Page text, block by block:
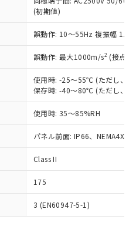
(初期値)
誤動作: 10～55Hz 複振幅
誤動作: 最大1000m/s2 (接点
使用時: -25～55℃ (ただし、氷
保存時: -40～80℃ (ただし、氷
使用時: 35～85%RH
パネル前面: IP66、NEMA4X,
Class II
175
3 (EN60947-5-1)
および標準価格はお客
またはお客様担当のオ
販売店・当社販売員に
器販売店や当社販売拠
トワーク
」をご確認
第三者に漏洩または開
願いします。
部品リスト作成サー
ただくには、I-Web
登録されている必要が
ブサイト上で当社にご
リストについて、当社
利用者が、当社の製
ル酸ビス(2-エチルヘキシ
以下、フタル酸ブチ
フタル酸ジイソブチル
視および制御機器に対する
については閾値を超える意
しています。
況などにより、予定
ります。
ウンロード
ポリ臭化ジフェニルエーテ
フタル酸ブチルベンジ
ルヘキシル)) : 1000ppm
物質）のすべてが基
示します。
況下において有害物
環境に深刻な影響を
します。
破棄する場合は、完
ど、違法に輸出されな
を講じます。
を、核兵器、ミサイ
生物兵器またはその他
らの製造装置等に一切
品を第三者に販売する
2および3の内容を当
します。また当社は、
売に係わる関係者が違
せん。
の在庫あり
満たないが在庫あり
新の在庫状況につ
客様のお取引先、ま
担当のオムロン制御
・当社販売員にご確
種、また在庫状況の
ていない機種